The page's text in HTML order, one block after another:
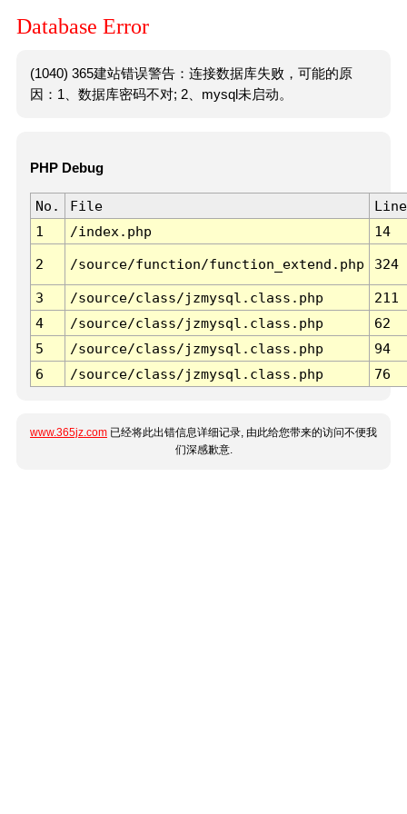
Database Error
(1040) 365建站错误警告：连接数据库失败，可能的原
因：1、数据库密码不对; 2、mysql未启动。
PHP Debug
No. File
Line
1
/index.php 14
2 /source/function/function_extend.php 324
3 /source/class/jzmysql.class.php
211
4
/source/class/jzmysql.class.php
62
5
/source/class/jzmysql.class.php
94
6
/source/class/jzmysql.class.php 76
www.365jz.com 已经将此出错信息详细记录, 由此给您带来的访问不便我
们深感歉意.